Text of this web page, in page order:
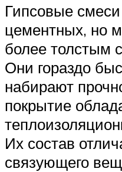
Гипсовые
цементных, но
более толстым
Они гораздо
набирают
покрытие
Их состав
связующего